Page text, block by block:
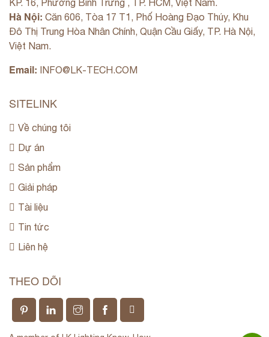
KP. 16, Phường Bình Trưng , TP. HCM, Việt Nam.
Hà Nội: Căn 606, Tòa 17 T1, Phố Hoàng Đạo Thúy, Khu
Đô Thị Trung Hòa Nhân Chính, Quận Cầu Giấy, TP. Hà Nội,
Việt Nam.
Email: INFO@LK-TECH.COM
SITELINK
Về chúng tôi
Dự án
Sản phẩm
Giải pháp
Tài liệu
Tin tức
Liên hệ
THEO DÕI